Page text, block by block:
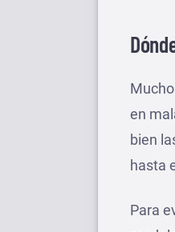
en
bien
hasta
Para